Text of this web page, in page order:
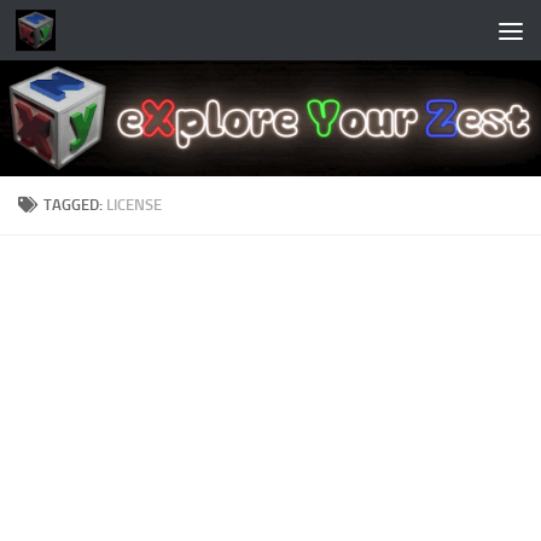
Skip to content
TAGGED: LICENSE